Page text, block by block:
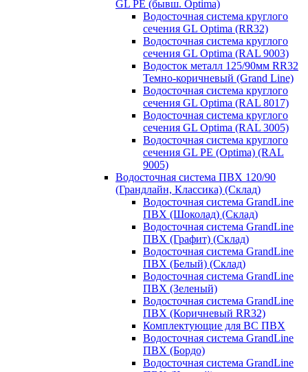
GL PE (бывш. Optima)
Водосточная система круглого
сечения GL Optima (RR32)
Водосточная система круглого
сечения GL Optima (RAL 9003)
Водосток металл 125/90мм RR32
Темно-коричневый (Grand Line)
Водосточная система круглого
сечения GL Optima (RAL 8017)
Водосточная система круглого
сечения GL Optima (RAL 3005)
Водосточная система круглого
сечения GL PE (Optima) (RAL
9005)
Водосточная система ПВХ 120/90
(Грандлайн, Классика) (Склад)
Водосточная система GrandLine
ПВХ (Шоколад) (Склад)
Водосточная система GrandLine
ПВХ (Графит) (Склад)
Водосточная система GrandLine
ПВХ (Белый) (Склад)
Водосточная система GrandLine
ПВХ (Зеленый)
Водосточная система GrandLine
ПВХ (Коричневый RR32)
Комплектующие для ВС ПВХ
Водосточная система GrandLine
ПВХ (Бордо)
Водосточная система GrandLine